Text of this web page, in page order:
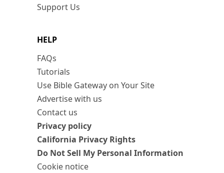
Support Us
HELP
FAQs
Tutorials
Use Bible Gateway on Your Site
Advertise with us
Contact us
Privacy policy
California Privacy Rights
Do Not Sell My Personal Information
Cookie notice